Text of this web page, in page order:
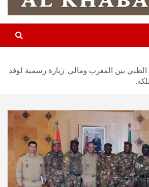
الطبي بين المغرب ومالي: زيارة رسمية لوفد